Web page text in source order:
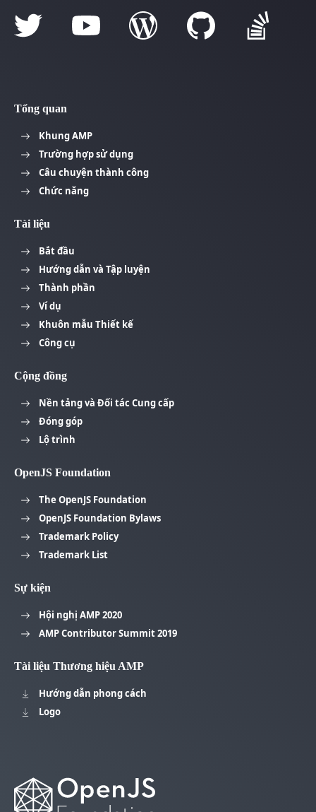
Tổng quan
Khung AMP
Trường hợp sử dụng
Câu chuyện thành công
Chức năng
Tài liệu
Bắt đầu
Hướng dẫn và Tập luyện
Thành phần
Ví dụ
Khuôn mẫu Thiết kế
Công cụ
Cộng đồng
Nền tảng và Đối tác Cung cấp
Đóng góp
Lộ trình
OpenJS Foundation
The OpenJS Foundation
OpenJS Foundation Bylaws
Trademark Policy
Trademark List
Sự kiện
Hội nghị AMP 2020
AMP Contributor Summit 2019
Tài liệu Thương hiệu AMP
Hướng dẫn phong cách
Logo